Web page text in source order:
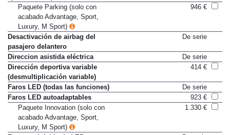
aparcamiento)
Paquete Parking (solo con
acabado Advantage, Sport,
Luxury, M Sport)
Desactivación de airbag del
pasajero delantero
Direccion asistida eléctrica
De serie
Dirección deportiva variable
(desmultiplicación variable)
Faros LED (todas las funciones)
De serie
Faros LED autoadaptables
923 €
Paquete Innovation (solo con
acabado Advantage, Sport,